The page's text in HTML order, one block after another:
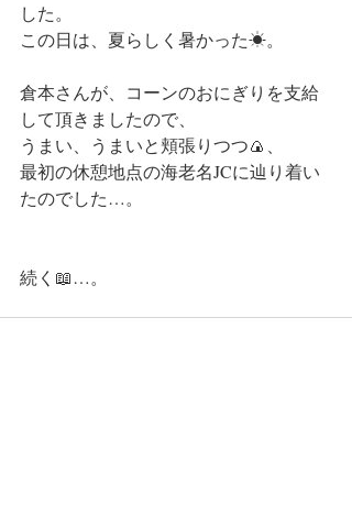
した。
この日は、夏らしく暑かった☀。
倉本さんが、コーンのおにぎりを支給
して頂きましたので、
うまい、うまいと頬張りつつ🍙、
最初の休憩地点の海老名JCに辿り着い
たのでした…。
続く📖…。